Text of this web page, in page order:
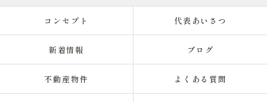
コンセプト 代表あいさつ
新着情報 ブログ
不動産物件 よくある質問